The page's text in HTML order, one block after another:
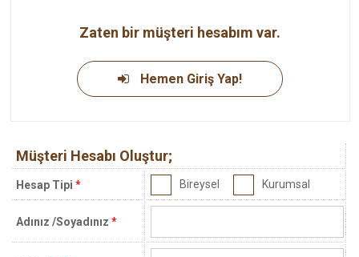
Zaten bir müşteri hesabım var.
Hemen Giriş Yap!
Müşteri Hesabı Oluştur;
Hesap Tipi * Bireysel Kurumsal
Adınız /Soyadınız *